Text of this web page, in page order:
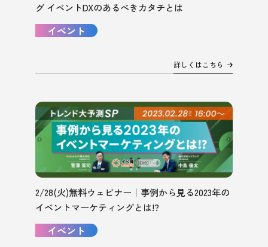
グ イベントDXのあるべきカタチとは
イベント
詳しくはこちら
2/28(火)無料ウェビナー｜事例から見る2023年の
イベントマーケティングとは!?
イベント